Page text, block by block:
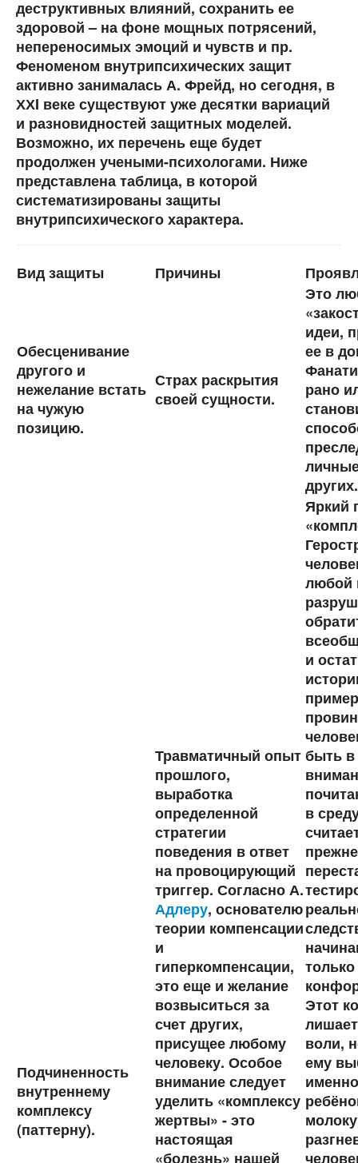
деструктивных влияний, сохранить ее
здоровой – на фоне мощных потрясений,
непереносимых эмоций и чувств и пр.
Феноменом внутрипсихических защит
активно занималась А. Фрейд, но сегодня, в
ХХI веке существуют уже десятки вариаций
и разновидностей защитных моделей.
Возможно, их перечень еще будет
продолжен учеными-психологами. Ниже
представлена таблица, в которой
систематизированы защиты
внутрипсихического характера.
Вид защиты Причины
Обесценивание
другого и
нежелание встать
на чужую
позицию.
Страх раскрытия
своей сущности.
Это
идеи,
ее в
рано
других.
Подчиненность
внутреннему
комплексу
(паттерну).
Травматичный опыт
прошлого,
выработка
определенной
стратегии
поведения в ответ
на провоцирующий
триггер. Согласно А.
Адлеру, основателю
теории компенсации
и
гиперкомпенсации,
это еще и желание
возвыситься за
счет других,
присущее любому
человеку. Особое
внимание следует
уделить «комплексу
жертвы» - это
настоящая
«болезнь» нашей
Яркий
любой
и
быть в
в
Этот
воли,
ему